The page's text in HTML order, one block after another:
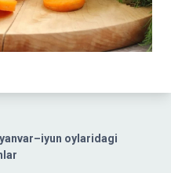
oylaridagi